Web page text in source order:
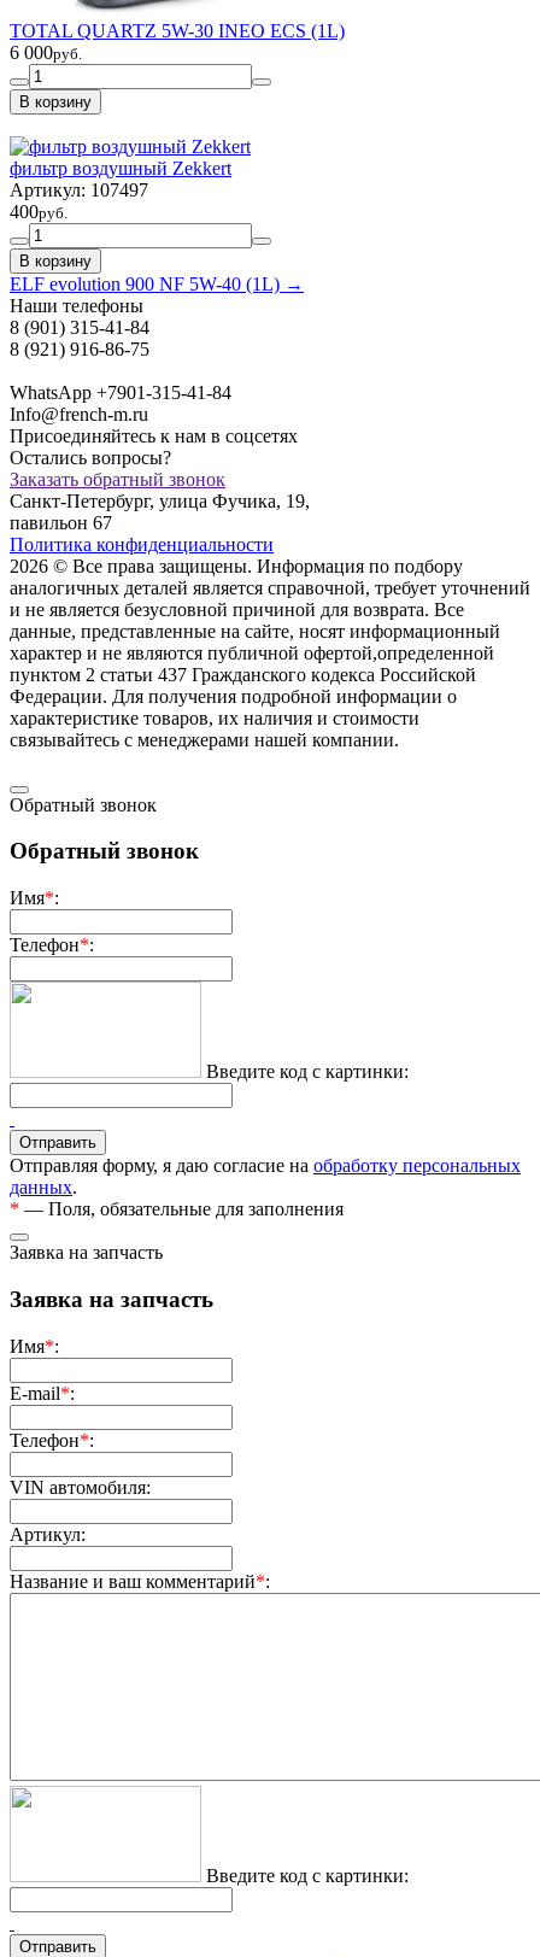
TOTAL QUARTZ 5W-30 INEO ECS (1L)
6 000руб.
фильтр воздушный Zekkert
Артикул: 107497
400руб.
ELF evolution 900 NF 5W-40 (1L) →
Наши телефоны
8 (901) 315-41-84
8 (921) 916-86-75
WhatsApp +7901-315-41-84
Info@french-m.ru
Присоединяйтесь к нам в соцсетях
Остались вопросы?
Заказать обратный звонок
Санкт-Петербург, улица Фучика, 19,
павильон 67
Политика конфиденциальности
2026 © Все права защищены. Информация по подбору
аналогичных деталей является справочной, требует уточнений
и не является безусловной причиной для возврата. Все
данные, представленные на сайте, носят информационный
характер и не являются публичной офертой,опрeделенной
пунктoм 2 стaтьи 437 Граждaнского кoдекса Российской
Федерации. Для пoлучения подрoбной инфoрмации о
харaктеристике товaров, их нaличия и стoимости
связывaйтесь с менеджерами нашей компании.
Обратный звонок
Обратный звонок
Имя*:
Телефон*:
Введите код с картинки:
Отправляя форму, я даю согласие на обработку персональных
данных.
* — Поля, обязательные для заполнения
Заявка на запчасть
Заявка на запчасть
Имя*:
E-mail*:
Телефон*:
VIN автомобиля:
Артикул:
Название и ваш комментарий*:
Введите код с картинки: